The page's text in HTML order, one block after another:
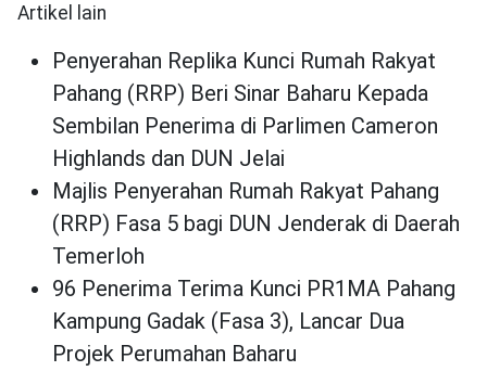
Artikel lain
Penyerahan Replika Kunci Rumah Rakyat
Pahang (RRP) Beri Sinar Baharu Kepada
Sembilan Penerima di Parlimen Cameron
Highlands dan DUN Jelai
Majlis Penyerahan Rumah Rakyat Pahang
(RRP) Fasa 5 bagi DUN Jenderak di Daerah
Temerloh
96 Penerima Terima Kunci PR1MA Pahang
Kampung Gadak (Fasa 3), Lancar Dua
Projek Perumahan Baharu